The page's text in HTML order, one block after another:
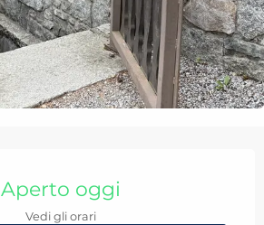
Aperto oggi
Vedi gli orari